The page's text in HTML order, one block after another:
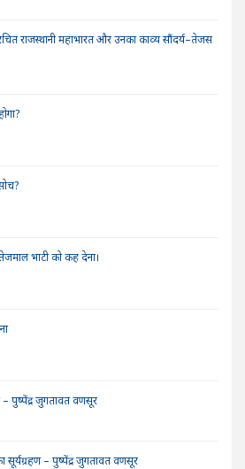
राजस्थानी महाभारत और उनका काव्य सौंदर्य–तेजस
भाटी को कह देना।
– पुष्पेंद्र जुगतावत वणसूर
– पुष्पेंद्र जुगतावत वणसूर